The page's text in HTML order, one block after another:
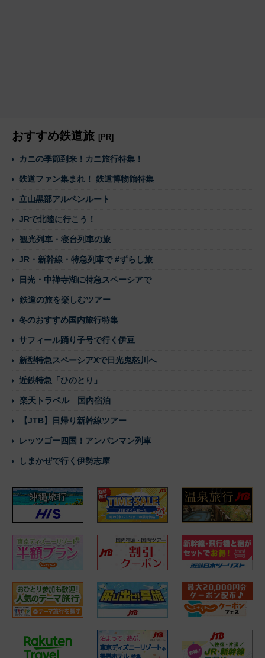
おすすめ鉄道旅 [PR]
カニの季節到来！カニ旅行特集！
鉄道ファン集まれ！ 鉄道博物館特集
立山黒部アルペンルート
JRで北陸に行こう！
観光列車・寝台列車の旅
JR・新幹線・特急列車で #ずらし旅
日光・中禅寺湖に特急スペーシアで
鉄道の旅を楽しむツアー
冬のおすすめ国内旅行特集
サフィール踊り子号で行く伊豆
新型特急スペーシアXで日光鬼怒川へ
近鉄特急「ひのとり」
楽天トラベル 国内宿泊
【JTB】日帰り新幹線ツアー
レッツゴー四国！アンパンマン列車
しまかぜで行く伊勢志摩